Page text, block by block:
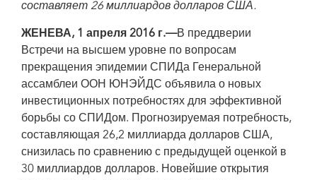
составляет 26 миллиардов долларов США.
ЖЕНЕВА, 1 апреля 2016 г.—В преддверии
Встречи на высшем уровне по вопросам
прекращения эпидемии СПИДа Генеральной
ассамблеи ООН ЮНЭЙДС объявила о новых
инвестиционных потребностях для эффективной
борьбы со СПИДом. Прогнозируемая потребность,
составляющая 26,2 миллиарда долларов США,
снизилась по сравнению с предыдущей оценкой в
30 миллиардов долларов. Новейшие открытия